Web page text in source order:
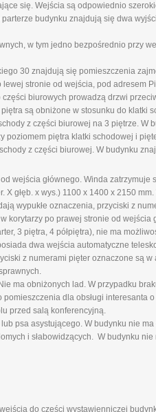
się. Wejścia są odpowiednio
budynku znajdują się dwa
w tym jedno bezpośrednio przy
30 znajdują się pomieszczenia
stronie od wejścia, pod adresem
biurowych prowadzą drzwi
są obniżone w stosunku do klatki
z części biurowej na 3 piętrze. W
piętra klatki schodowej i
z części biurowej. W budynku
wejścia głównego. Winda zatrzymuje
głęb. x wys.) 1100 x 1400 x 2150
wypukłe oznaczenia, przyciski z
po prawej stronie od wejścia
3 piętra, 4 półpiętra), nie ma
dwa wejścia automatyczne
z numerami pięter oznaczone są w
ma obniżonych lad. W przypadku
dla obsługi interesanta
przed salą konferencyjną.
psa asystującego. W budynku nie
i słabowidzących. W budynku
do części wystawienniczej